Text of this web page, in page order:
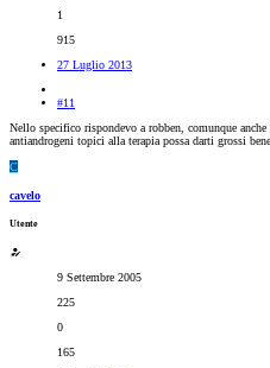
1
915
27 Luglio 2013
#11
Nello specifico rispondevo a robben, comunque
antiandrogeni topici alla terapia possa darti grossi
C
cavelo
Utente
9 Settembre 2005
225
0
165